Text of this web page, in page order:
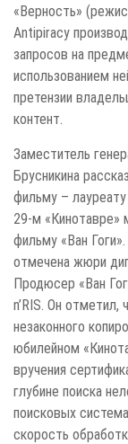
«Верность»
Antipiracy
запросов на
использованием
претензии
контент.
Заместитель
Брусникина
фильму –
29-м «Кинотавре»
фильму «Ван
отмечена жюри
Продюсер «Ван
n’RIS. Он
незаконного
юбилейном
вручения
глубине поиска
поисковых
скорость